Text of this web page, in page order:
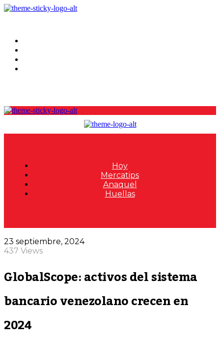
Hoy
Mercatips
Anaquel
Huellas
23 septiembre, 2024
437 Views
GlobalScope: activos del sistema
bancario venezolano crecen en
2024